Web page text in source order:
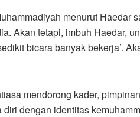
menurut Haedar
Akan tetapi, imbuh Haedar,
bicara banyak bekerja’.
mendorong kader,
dengan identitas